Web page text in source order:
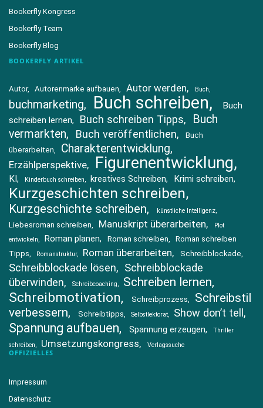
Bookerfly Kongress
Bookerfly Team
Bookerfly Blog
BOOKERFLY ARTIKEL
Autor Autorenmarke aufbauen Autor werden Buch
buchmarketing Buch schreiben
Buch
schreiben lernen
Buch schreiben Tipps
Buch
vermarkten
Buch veröffentlichen
Buch
überarbeiten
Charakterentwicklung
Erzählperspektive Figurenentwicklung
KI Kinderbuch schreiben kreatives Schreiben Krimi schreiben
Kurzgeschichten schreiben
Kurzgeschichte schreiben künstliche Intelligenz
Liebesroman schreiben Manuskript überarbeiten
Plot
entwickeln
Roman planen Roman schreiben
Roman schreiben
Tipps
Romanstruktur Roman überarbeiten Schreibblockade
Schreibblockade lösen
Schreibblockade
überwinden
Schreibcoaching Schreiben lernen
Schreibmotivation Schreibprozess
Schreibstil
verbessern
Schreibtipps Selbstlektorat Show don’t tell
Spannung aufbauen Spannung erzeugen
Thriller
schreiben
Umsetzungskongress Verlagssuche
OFFIZIELLES
Impressum
Datenschutz